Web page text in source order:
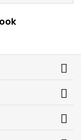


